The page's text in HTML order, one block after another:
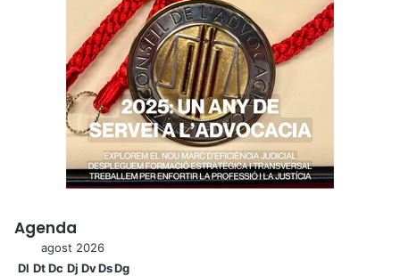
Agenda
agost 2026
Dl DtDc Dj DvDsDg